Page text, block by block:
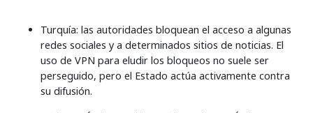
Turquía: las autoridades bloquean el acceso a algunas
redes sociales y a determinados sitios de noticias. El
uso de VPN para eludir los bloqueos no suele ser
perseguido, pero el Estado actúa activamente contra
su difusión.